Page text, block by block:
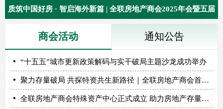
质筑中国好房 · 智启海外新篇 | 全联房地产商会2025年会暨五届
商会活动 通知公告
넸 “十五五”城市更新政策解码与实干破局主题沙龙成功举办
넸 聚力存量破局 共探特资共生新路径｜全联房地产商会首期特殊资产闭门沙龙在秦皇岛远洋蔚蓝海岸圆满举办
넸 全联房地产商会特殊资产中心正式成立 助力房地产存量资产盘活与风险化解